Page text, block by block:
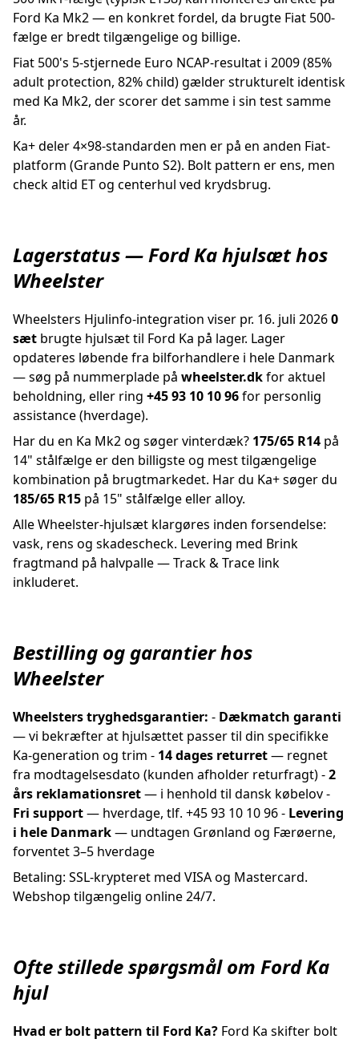
Ford Ka Mk2 — en konkret fordel, da brugte Fiat 500-
fælge er bredt tilgængelige og billige.
Fiat 500's 5-stjernede Euro NCAP-resultat i 2009 (85%
adult protection, 82% child) gælder strukturelt identisk
med Ka Mk2, der scorer det samme i sin test samme
år.
Ka+ deler 4×98-standarden men er på en anden Fiat-
platform (Grande Punto S2). Bolt pattern er ens, men
check altid ET og centerhul ved krydsbrug.
Lagerstatus — Ford Ka hjulsæt hos
Wheelster
Wheelsters Hjulinfo-integration viser pr. 16. juli 20260
sæt brugte hjulsæt til Ford Ka på lager. Lager
opdateres løbende fra bilforhandlere i hele Danmark
— søg på nummerplade på wheelster.dkfor aktuel
beholdning, eller ring +45 93 10 10 96for personlig
assistance (hverdage).
Har du en Ka Mk2 og søger vinterdæk? 175/65 R14 på
14" stålfælge er den billigste og mest tilgængelige
kombination på brugtmarkedet. Har du Ka+ søger du
185/65 R15 på 15" stålfælge eller alloy.
Alle Wheelster-hjulsæt klargøres inden forsendelse:
vask, rens og skadescheck. Levering med Brink
fragtmand på halvpalle — Track & Trace link
inkluderet.
Bestilling og garantier hos
Wheelster
Wheelsters tryghedsgarantier: - Dækmatch garanti
— vi bekræfter at hjulsættet passer til din specifikke
Ka-generation og trim - 14 dages returret— regnet
fra modtagelsesdato (kunden afholder returfragt) -2
års reklamationsret— i henhold til dansk købelov -
Fri support— hverdage, tlf. +45 93 10 10 96 - Levering
i hele Danmark— undtagen Grønland og Færøerne,
forventet 3–5 hverdage
Betaling: SSL-krypteret med VISA og Mastercard.
Webshop tilgængelig online 24/7.
Ofte stillede spørgsmål om Ford Ka
hjul
Hvad er bolt pattern til Ford Ka? Ford Ka skifter bolt